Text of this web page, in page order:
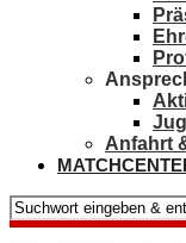
Anfahrt